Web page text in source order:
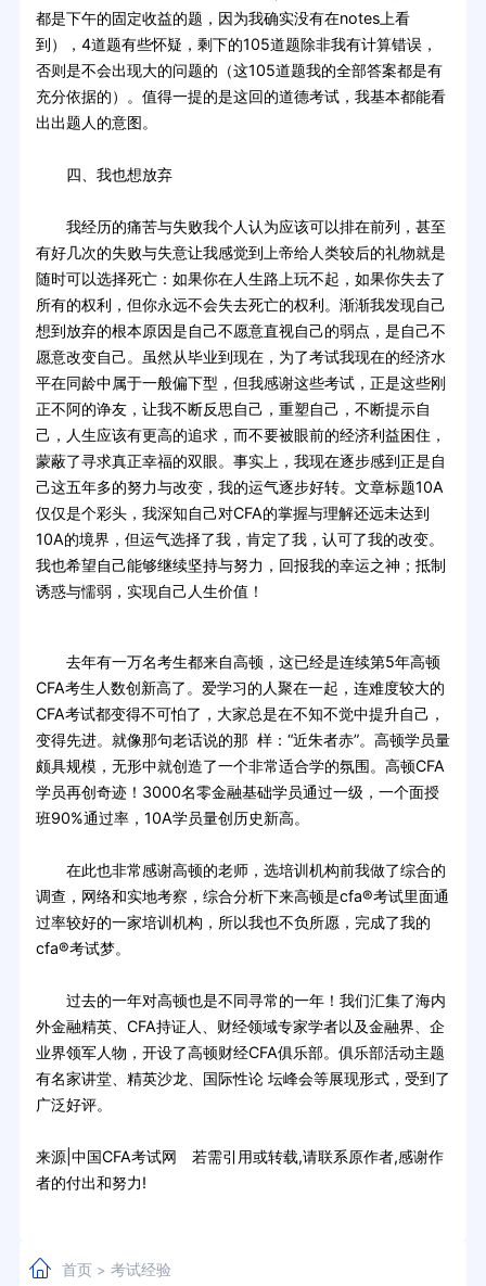
都是下午的固定收益的题，因为我确实没有在notes上看
到），4道题有些怀疑，剩下的105道题除非我有计算错误，
否则是不会出现大的问题的（这105道题我的全部答案都是有
充分依据的）。值得一提的是这回的道德考试，我基本都能看
出出题人的意图。
四、我也想放弃
我经历的痛苦与失败我个人认为应该可以排在前列，甚至
有好几次的失败与失意让我感觉到上帝给人类较后的礼物就是
随时可以选择死亡：如果你在人生路上玩不起，如果你失去了
所有的权利，但你永远不会失去死亡的权利。渐渐我发现自己
想到放弃的根本原因是自己不愿意直视自己的弱点，是自己不
愿意改变自己。虽然从毕业到现在，为了考试我现在的经济水
平在同龄中属于一般偏下型，但我感谢这些考试，正是这些刚
正不阿的诤友，让我不断反思自己，重塑自己，不断提示自
己，人生应该有更高的追求，而不要被眼前的经济利益困住，
蒙蔽了寻求真正幸福的双眼。事实上，我现在逐步感到正是自
己这五年多的努力与改变，我的运气逐步好转。文章标题10A
仅仅是个彩头，我深知自己对CFA的掌握与理解还远未达到
10A的境界，但运气选择了我，肯定了我，认可了我的改变。
我也希望自己能够继续坚持与努力，回报我的幸运之神；抵制
诱惑与懦弱，实现自己人生价值！
去年有一万名考生都来自高顿，这已经是连续第5年高顿
CFA考生人数创新高了。爱学习的人聚在一起，连难度较大的
CFA考试都变得不可怕了，大家总是在不知不觉中提升自己，
变得先进。就像那句老话说的那 样：“近朱者赤”。高顿学员量
颇具规模，无形中就创造了一个非常适合学的氛围。高顿CFA
学员再创奇迹！3000名零金融基础学员通过一级，一个面授
班90%通过率，10A学员量创历史新高。
在此也非常感谢高顿的老师，选培训机构前我做了综合的
调查，网络和实地考察，综合分析下来高顿是cfa®考试里面通
过率较好的一家培训机构，所以我也不负所愿，完成了我的
cfa®考试梦。
过去的一年对高顿也是不同寻常的一年！我们汇集了海内
外金融精英、CFA持证人、财经领域专家学者以及金融界、企
业界领军人物，开设了高顿财经CFA俱乐部。俱乐部活动主题
有名家讲堂、精英沙龙、国际性论 坛峰会等展现形式，受到了
广泛好评。
来源|中国CFA考试网 若需引用或转载,请联系原作者,感谢作
者的付出和努力!
首页> 考试经验